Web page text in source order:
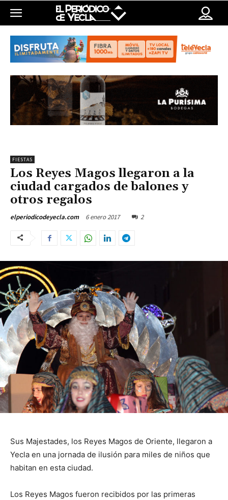
FIESTAS
Los Reyes Magos llegaron a la
ciudad cargados de balones y
otros regalos
elperiodicodeyecla.com 6 enero 2017 2
Sus Majestades, los Reyes Magos de Oriente, llegaron a
Yecla en una jornada de ilusión para miles de niños que
habitan en esta ciudad.
Los Reyes Magos fueron recibidos por las primeras